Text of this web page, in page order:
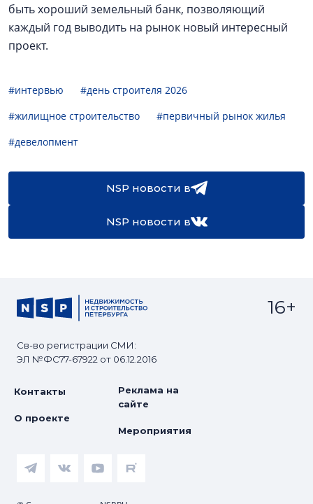
быть хороший земельный банк, позволяющий
каждый год выводить на рынок новый интересный
проект.
#интервью
#день строителя 2026
#жилищное строительство
#первичный рынок жилья
#девелопмент
NSP новости в
NSP новости в
Св-во регистрации СМИ:
ЭЛ №ФС77-67922 от 06.12.2016
16+
Контакты
О проекте
Реклама на
сайте
Мероприятия